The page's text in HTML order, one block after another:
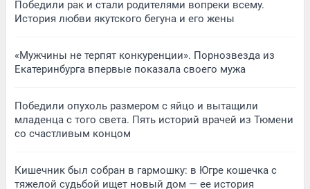
Победили рак и стали родителями вопреки всему.
История любви якутского бегуна и его жены
«Мужчины не терпят конкуренции». Порнозвезда из
Екатеринбурга впервые показала своего мужа
Победили опухоль размером с яйцо и вытащили
младенца с того света. Пять историй врачей из Тюмени
со счастливым концом
Кишечник был собран в гармошку: в Югре кошечка с
тяжелой судьбой ищет новый дом — ее история